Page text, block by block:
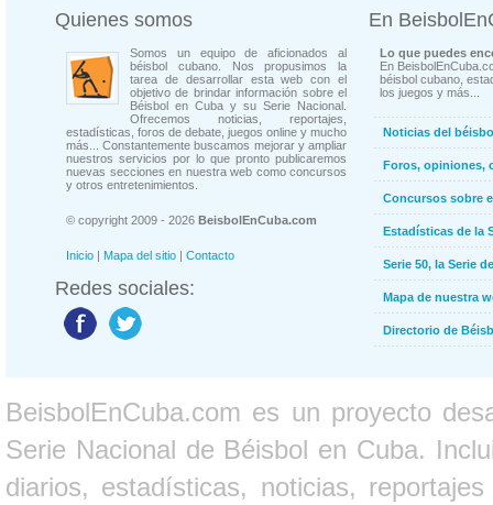
Quienes somos
Somos un equipo de aficionados al
béisbol cubano. Nos propusimos la
tarea de desarrollar esta web con el
objetivo de brindar información sobre el
Béisbol en Cuba y su Serie Nacional.
Ofrecemos noticias, reportajes,
estadísticas, foros de debate, juegos online y mucho
más... Constantemente buscamos mejorar y ampliar
nuestros servicios por lo que pronto publicaremos
nuevas secciones en nuestra web como concursos
y otros entretenimientos.
© copyright 2009 - 2026 BeisbolEnCuba.com
Inicio | Mapa del sitio | Contacto
Redes sociales:
En
Lo que puedes
En
béisbol cubano,
los juegos y más...
Noticias del
Foros, opiniones,
Concursos sobre
Estadísticas de la
Serie 50, la Serie
Mapa de nuestra
Directorio de
BeisbolEnCuba.com es un proyecto
Serie Nacional de Béisbol en Cuba.
diarios, estadísticas, noticias,